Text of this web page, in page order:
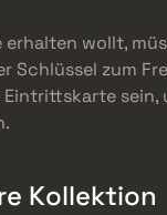
wollt,
Schlüssel zum
sein,
Kollektion